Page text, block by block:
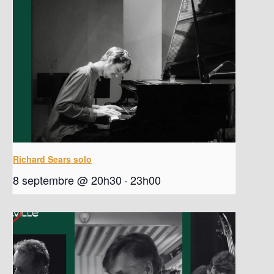
Richard Sears solo
8 septembre @ 20h30-23h00